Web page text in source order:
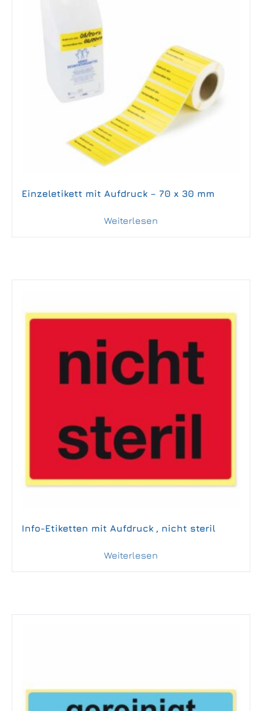
Einzeletikett mit Aufdruck – 70 x 30 mm
Weiterlesen
Info-Etiketten mit Aufdruck , nicht steril
Weiterlesen